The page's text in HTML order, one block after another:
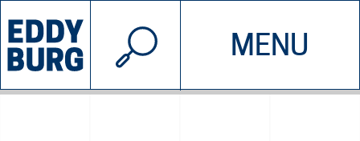
MENU
INIZIATIVE CHI SIAMO
© 2026 EDDYBURG